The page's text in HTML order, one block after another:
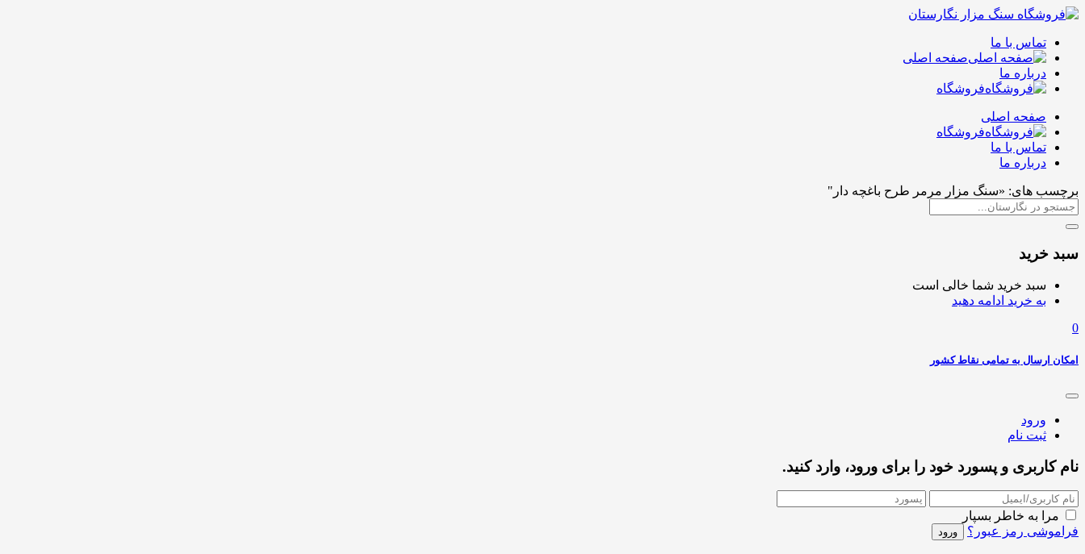
تماس با ما
صفحه اصلی
درباره ما
فروشگاه
صفحه اصلی
فروشگاه
تماس با ما
درباره ما
برچسب های: «سنگ مزار مرمر طرح باغچه دار"
سبد خرید
سبد خرید شما خالی است
به خرید ادامه دهید
0
امکان ارسال به تمامی نقاط کشور
ورود
ثبت نام
نام کاربری و پسورد خود را برای ورود، وارد کنید.
مرا به خاطر بسپار
فراموشی رمز عبور؟